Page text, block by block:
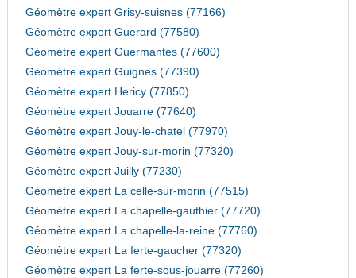
Géomètre expert Grisy-suisnes (77166)
Géomètre expert Guerard (77580)
Géomètre expert Guermantes (77600)
Géomètre expert Guignes (77390)
Géomètre expert Hericy (77850)
Géomètre expert Jouarre (77640)
Géomètre expert Jouy-le-chatel (77970)
Géomètre expert Jouy-sur-morin (77320)
Géomètre expert Juilly (77230)
Géomètre expert La celle-sur-morin (77515)
Géomètre expert La chapelle-gauthier (77720)
Géomètre expert La chapelle-la-reine (77760)
Géomètre expert La ferte-gaucher (77320)
Géomètre expert La ferte-sous-jouarre (77260)